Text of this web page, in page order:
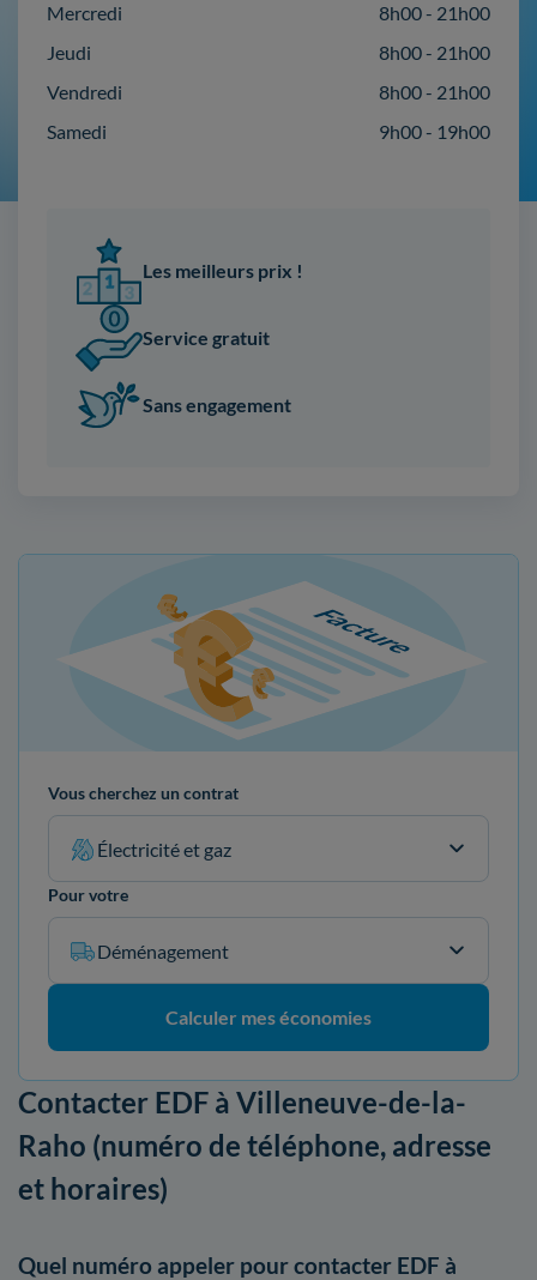
Mercredi
8h00 - 21h00
Jeudi
8h00 - 21h00
Vendredi
8h00 - 21h00
Samedi
9h00 - 19h00
Les meilleurs prix !
Service gratuit
Sans engagement
Vous cherchez un contrat
Électricité et gaz
Pour votre
Déménagement
Calculer mes économies
Contacter EDF à Villeneuve-de-la-
Raho (numéro de téléphone, adresse
et horaires)
Quel numéro appeler pour contacter EDF à